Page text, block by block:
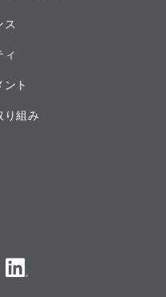
ス
ィ
ント
り組み